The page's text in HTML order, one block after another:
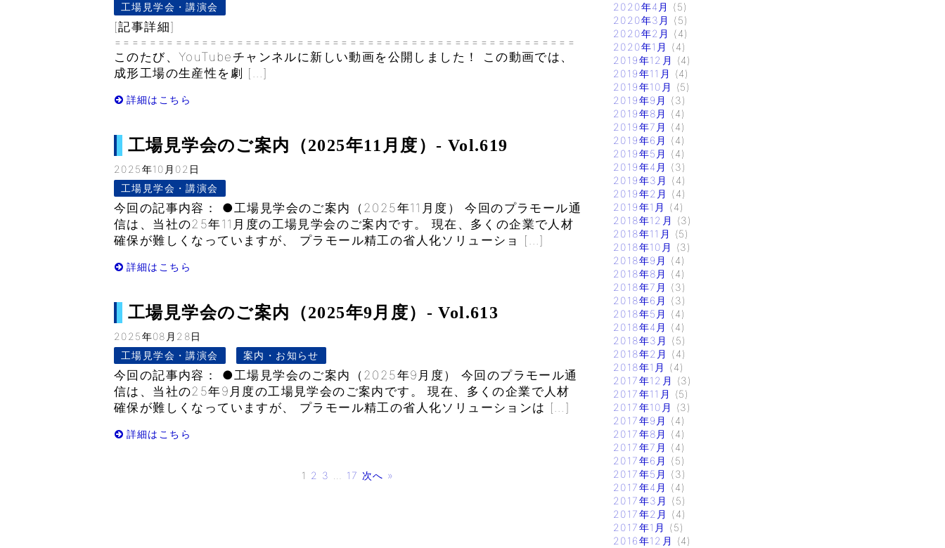
工場見学会・講演会
[記事詳細]
=====================================================
このたび、YouTubeチャンネルに新しい動画を公開しました！ この動画では、
成形工場の生産性を劇 […]
詳細はこちら
工場見学会のご案内（2025年11月度）- Vol.619
2025年10月02日
工場見学会・講演会
今回の記事内容： ●工場見学会のご案内（2025年11月度） 今回のプラモール通
信は、当社の25年11月度の工場見学会のご案内です。 現在、多くの企業で人材
確保が難しくなっていますが、 プラモール精工の省人化ソリューショ […]
詳細はこちら
工場見学会のご案内（2025年9月度）- Vol.613
2025年08月28日
工場見学会・講演会
案内・お知らせ
今回の記事内容： ●工場見学会のご案内（2025年9月度） 今回のプラモール通
信は、当社の25年9月度の工場見学会のご案内です。 現在、多くの企業で人材
確保が難しくなっていますが、 プラモール精工の省人化ソリューションは […]
詳細はこちら
1 2 3 17 次へ »
2020年4月
(5)
2020年3月
(5)
2020年2月
(4)
2020年1月
(4)
2019年12月
(4)
2019年11月
(4)
2019年10月
(5)
2019年9月
(3)
2019年8月
(4)
2019年7月
(4)
2019年6月
(4)
2019年5月
(4)
2019年4月
(3)
2019年3月
(4)
2019年2月
(4)
2019年1月
(4)
2018年12月
(3)
2018年11月
(5)
2018年10月
(3)
2018年9月
(4)
2018年8月
(4)
2018年7月
(3)
2018年6月
(3)
2018年5月
(4)
2018年4月
(4)
2018年3月
(5)
2018年2月
(4)
2018年1月
(4)
2017年12月
(3)
2017年11月
(5)
2017年10月
(3)
2017年9月
(4)
2017年8月
(4)
2017年7月
(4)
2017年6月
(5)
2017年5月
(3)
2017年4月
(4)
2017年3月
(5)
2017年2月
(4)
2017年1月
(5)
2016年12月
(4)